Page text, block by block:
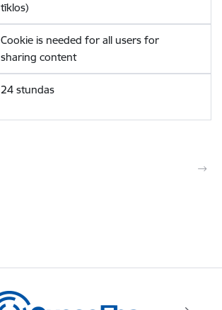
tīklos)
Cookie is needed for all users for
sharing content
24 stundas